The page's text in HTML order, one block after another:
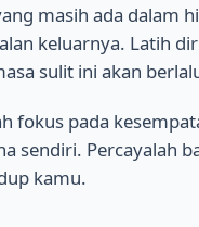
masih ada dalam
keluarnya. Latih
sulit ini akan
fokus pada
sendiri. Percayalah
kamu.